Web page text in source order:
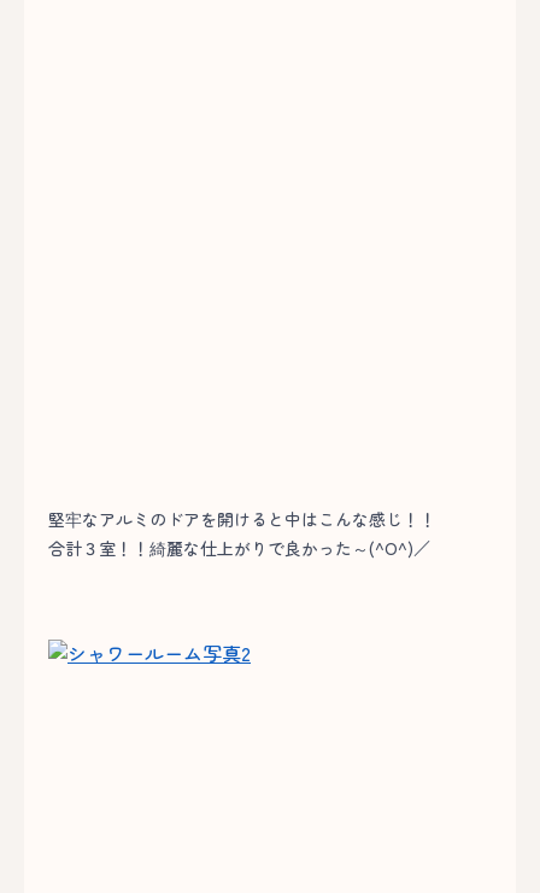
堅牢なアルミのドアを開けると中はこんな感じ！！
合計３室！！綺麗な仕上がりで良かった～(^O^)／